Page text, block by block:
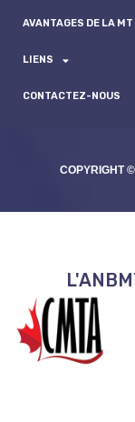
AVANTAGES DE LA MT
LIENS
CONTACTEZ-NOUS
COPYRIGHT